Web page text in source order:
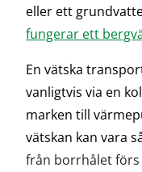
eller ett
fungerar ett
En vätska
vanligtvis via en
marken till
vätskan kan vara
från borrhålet